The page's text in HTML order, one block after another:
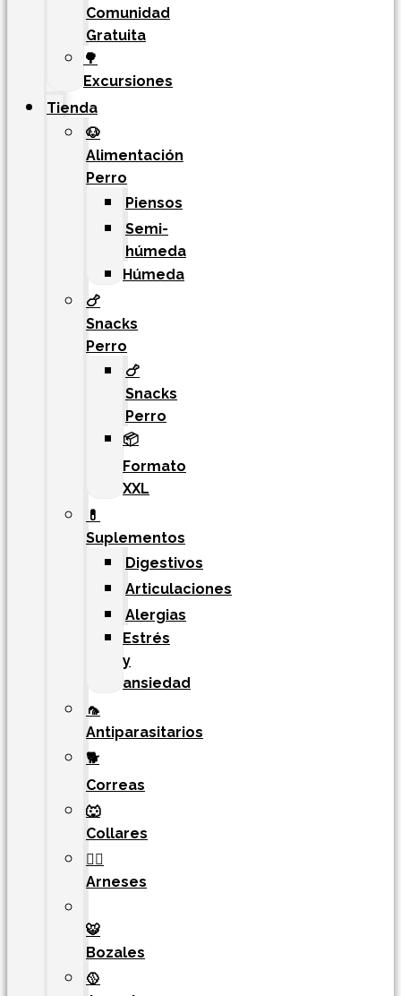
Comunidad
Gratuita
🌳
Excursiones
Tienda
🐶
Alimentación
Perro
Piensos
Semi-
húmeda
Húmeda
🍗
Snacks
Perro
🍗
Snacks
Perro
📦
Formato
XXL
💊
Suplementos
Digestivos
Articulaciones
Alergias
Estrés
y
ansiedad
🦟
Antiparasitarios
🐕
Correas
🐺
Collares
🐕‍🦺
Arneses
🐯​
Bozales
🥎